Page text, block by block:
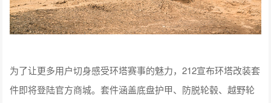
为了让更多用户切身感受环塔赛事的魅力，212宣布环塔改装套
件即将登陆官方商城。套件涵盖底盘护甲、防脱轮毂、越野轮